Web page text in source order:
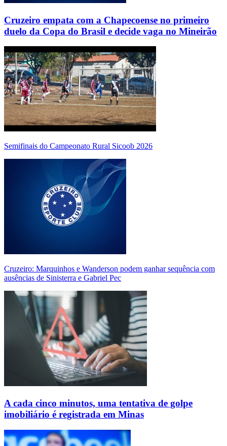
Cruzeiro empata com a Chapecoense no primeiro
duelo da Copa do Brasil e decide vaga no Mineirão
Semifinais do Campeonato Rural Sicoob 2026
Cruzeiro: Marquinhos e Wanderson podem ganhar sequência com
ausências de Sinisterra e Gabriel Pec
A cada cinco minutos, uma tentativa de golpe
imobiliário é registrada em Minas